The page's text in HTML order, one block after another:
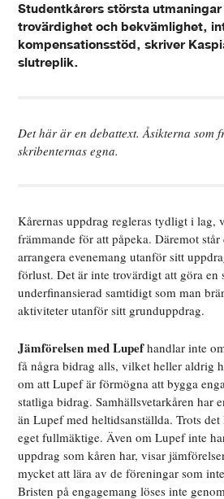
Studentkårers största utmaningar
trovärdighet och bekvämlighet,
kompensationsstöd, skriver
slutreplik.
Det här är en debattext. Åsikterna som
skribenternas egna.
Kårernas uppdrag regleras tydligt i lag,
främmande för att påpeka. Däremot
arrangera evenemang utanför sitt
förlust. Det är inte trovärdigt att göra en
underfinansierad samtidigt som man
aktiviteter utanför sitt grunduppdrag.
Jämförelsen med Lupefhandlar inte
få några bidrag alls, vilket heller aldrig
om att Lupef är förmögna att bygga
statliga bidrag. Samhällsvetarkåren har
än Lupef med heltidsanställda. Trots
eget fullmäktige. Även om Lupef inte
uppdrag som kåren har, visar
mycket att lära av de föreningar som
Bristen på engagemang löses inte